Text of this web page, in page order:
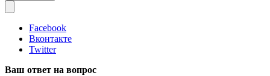
Facebook
Вконтакте
Twitter
Ваш ответ на вопрос